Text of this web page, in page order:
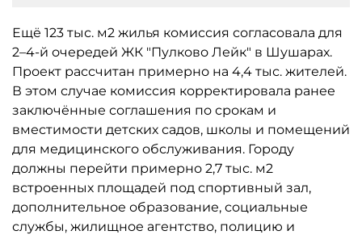
Ещё 123 тыс. м2 жилья комиссия согласовала для
2–4-й очередей ЖК "Пулково Лейк" в Шушарах.
Проект рассчитан примерно на 4,4 тыс. жителей.
В этом случае комиссия корректировала ранее
заключённые соглашения по срокам и
вместимости детских садов, школы и помещений
для медицинского обслуживания. Городу
должны перейти примерно 2,7 тыс. м2
встроенных площадей под спортивный зал,
дополнительное образование, социальные
службы, жилищное агентство, полицию и